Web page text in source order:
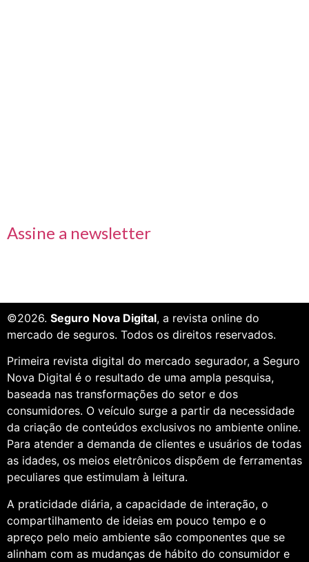
Assine a newsletter
©2026. Seguro Nova Digital, a revista online do
mercado de seguros. Todos os direitos reservados.
Primeira revista digital do mercado segurador, a Seguro
Nova Digital é o resultado de uma ampla pesquisa,
baseada nas transformações do setor e dos
consumidores. O veículo surge a partir da necessidade
da criação de conteúdos exclusivos no ambiente online.
Para atender a demanda de clientes e usuários de todas
as idades, os meios eletrônicos dispõem de ferramentas
peculiares que estimulam à leitura.
A praticidade diária, a capacidade de interação, o
compartilhamento de ideias em pouco tempo e o
apreço pelo meio ambiente são componentes que se
alinham com as mudanças de hábito do consumidor e